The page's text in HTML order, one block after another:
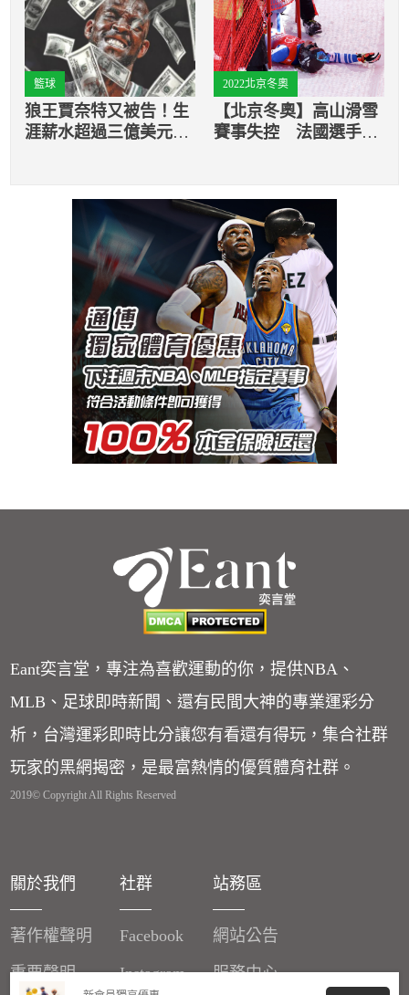
籃球
狼王賈奈特又被告！生
涯薪水超過三億美元，
2022北京冬奧
【北京冬奧】高山滑雪
賽事失控 法國選手尖
Eant奕言堂，專注為喜歡運動的你，提供NBA、
MLB、足球即時新聞、還有民間大神的專業運彩分
析，台灣運彩即時比分讓您有看還有得玩，集合社群
玩家的黑網揭密，是最富熱情的優質體育社群。
2019© Copyright All Rights Reserved
關於我們
著作權聲明
重要聲明
社群
Facebook
Instagram
站務區
網站公告
服務中心